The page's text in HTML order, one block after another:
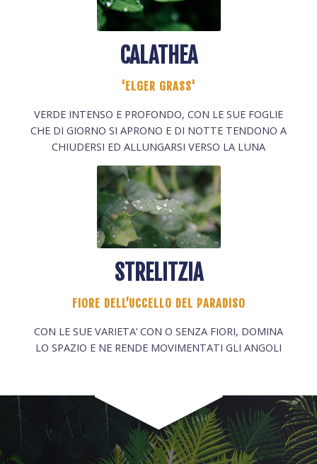
CALATHEA
'ELGER GRASS'
VERDE INTENSO E PROFONDO, CON LE SUE FOGLIE
CHE DI GIORNO SI APRONO E DI NOTTE TENDONO A
CHIUDERSI ED ALLUNGARSI VERSO LA LUNA
STRELITZIA
FIORE DELL’UCCELLO DEL PARADISO
CON LE SUE VARIETA’ CON O SENZA FIORI, DOMINA
LO SPAZIO E NE RENDE MOVIMENTATI GLI ANGOLI